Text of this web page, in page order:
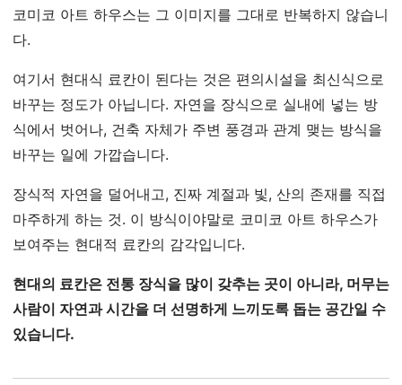
코미코 아트 하우스는 그 이미지를 그대로 반복하지 않습니
다.
여기서 현대식 료칸이 된다는 것은 편의시설을 최신식으로
바꾸는 정도가 아닙니다. 자연을 장식으로 실내에 넣는 방
식에서 벗어나, 건축 자체가 주변 풍경과 관계 맺는 방식을
바꾸는 일에 가깝습니다.
장식적 자연을 덜어내고, 진짜 계절과 빛, 산의 존재를 직접
마주하게 하는 것. 이 방식이야말로 코미코 아트 하우스가
보여주는 현대적 료칸의 감각입니다.
현대의 료칸은 전통 장식을 많이 갖추는 곳이 아니라, 머무는
사람이 자연과 시간을 더 선명하게 느끼도록 돕는 공간일 수
있습니다.